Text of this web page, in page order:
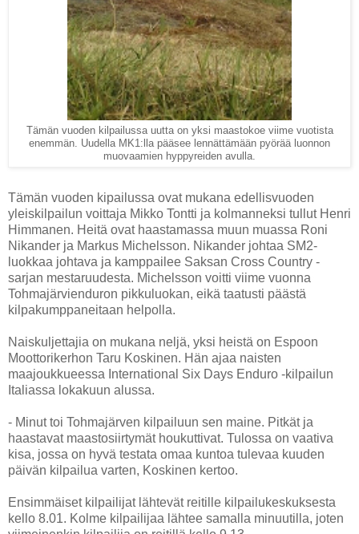
Tämän vuoden kilpailussa uutta on yksi maastokoe viime vuotista
enemmän. Uudella MK1:lla pääsee lennättämään pyörää luonnon
muovaamien hyppyreiden avulla.
Tämän vuoden kipailussa ovat mukana edellisvuoden
yleiskilpailun voittaja Mikko Tontti ja kolmanneksi tullut Henri
Himmanen. Heitä ovat haastamassa muun muassa Roni
Nikander ja Markus Michelsson. Nikander johtaa SM2-
luokkaa johtava ja kamppailee Saksan Cross Country -
sarjan mestaruudesta. Michelsson voitti viime vuonna
Tohmajärvienduron pikkuluokan, eikä taatusti päästä
kilpakumppaneitaan helpolla.
Naiskuljettajia on mukana neljä, yksi heistä on Espoon
Moottorikerhon Taru Koskinen. Hän ajaa naisten
maajoukkueessa International Six Days Enduro -kilpailun
Italiassa lokakuun alussa.
- Minut toi Tohmajärven kilpailuun sen maine. Pitkät ja
haastavat maastosiirtymät houkuttivat. Tulossa on vaativa
kisa, jossa on hyvä testata omaa kuntoa tulevaa kuuden
päivän kilpailua varten, Koskinen kertoo.
Ensimmäiset kilpailijat lähtevät reitille kilpailukeskuksesta
kello 8.01. Kolme kilpailijaa lähtee samalla minuutilla, joten